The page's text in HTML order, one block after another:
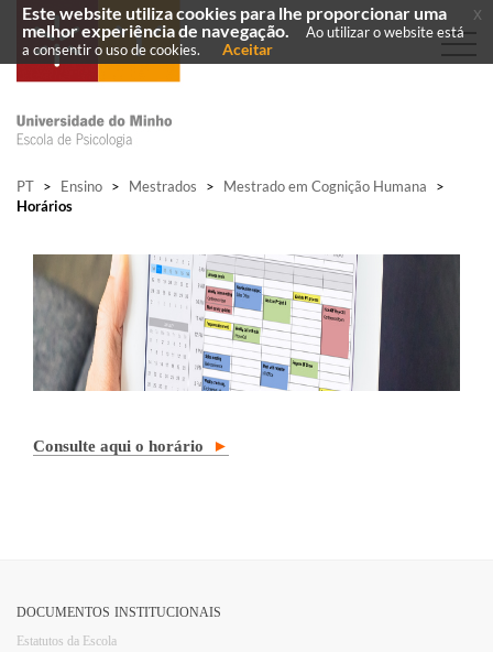
PT > Ensino > Mestrados > Mestrado em Cognição Humana
>
Horários
Consulte aqui o horário ►
DOCUMENTOS INSTITUCIONAIS
Estatutos da Escola
Este website utiliza cookies para lhe proporcionar uma
melhor experiência de navegação.
Ao utilizar o website está
a consentir o uso de cookies.
Aceitar
x